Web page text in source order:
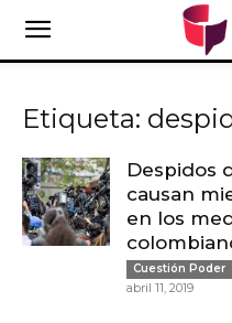
Etiqueta:
Despidos
causan
en los
Cuestión Poder
abril 11, 2019